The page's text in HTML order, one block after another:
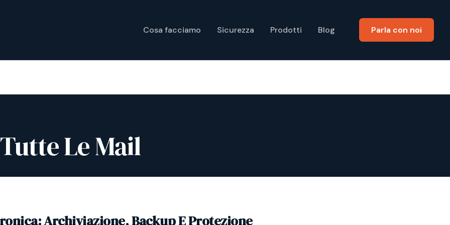
Cosa facciamo Sicurezza Prodotti Blog Parla con noi
Le Mail
Archiviazione, Backup E Protezione